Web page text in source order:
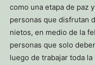
como una etapa de paz
personas que disfrutan
nietos, en medio de la
personas que solo
luego de trabajar toda